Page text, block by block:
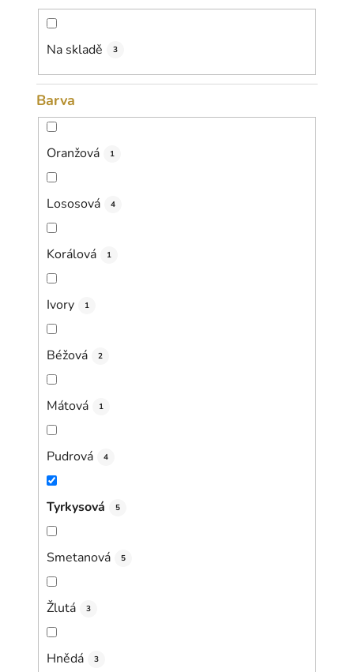
d
ů
Na skladě 3
Barva
Oranžová 1
Lososová 4
Korálová 1
Ivory 1
Béžová 2
Mátová 1
Pudrová 4
Tyrkysová 5
Smetanová 5
Žlutá 3
Hnědá 3